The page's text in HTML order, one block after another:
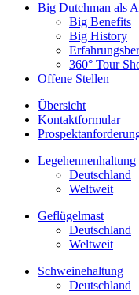
Big Dutchman als
Big Benefits
Big History
360° Tour
Offene Stellen
Übersicht
Kontaktformular
Legehennenhaltung
Deutschland
Weltweit
Geflügelmast
Deutschland
Weltweit
Schweinehaltung
Deutschland